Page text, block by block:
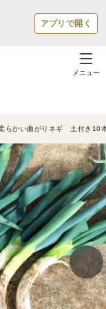
アプリで開く
メニュー
らかい曲がりネギ 土付き10